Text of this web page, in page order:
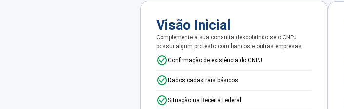
Visão Inicial
Complemente a sua consulta descobrindo se o CNPJ
possui algum protesto com bancos e outras empresas.
Confirmação de existência do CNPJ
Dados cadastrais básicos
Situação na Receita Federal